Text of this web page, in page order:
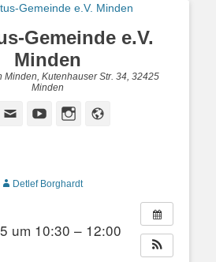
Gemeinde e.V.
Minden
Minden, Kutenhauser Str. 34, 32425
Minden
YouTubeInstagram
AutorDetlef Borghardt
um 10:30 – 12:00